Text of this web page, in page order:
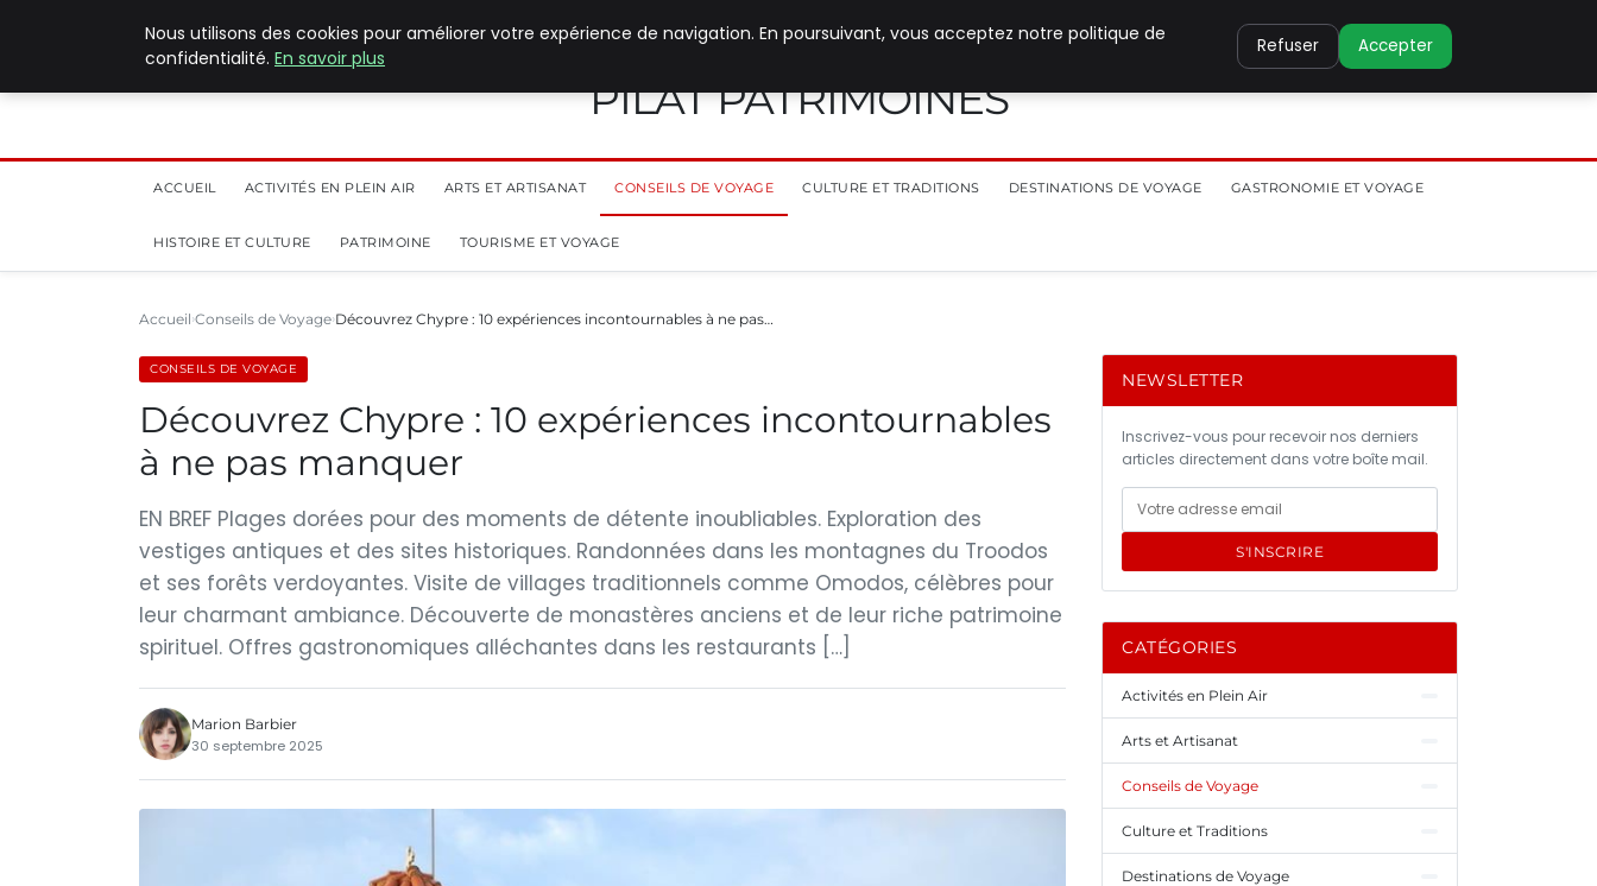
PILAT PATRIMOINES
ACCUEIL ACTIVITÉS EN PLEIN AIR ARTS ET ARTISANAT CONSEILS DE VOYAGE CULTURE ET TRADITIONS DESTINATIONS DE VOYAGE GASTRONOMIE ET VOYAGE
HISTOIRE ET CULTURE PATRIMOINE TOURISME ET VOYAGE
Accueil Conseils de Voyage Découvrez Chypre : 10 expériences incontournables à ne pas…
CONSEILS DE VOYAGE
Découvrez Chypre : 10 expériences incontournables
à ne pas manquer
EN BREF Plages dorées pour des moments de détente inoubliables. Exploration des
vestiges antiques et des sites historiques. Randonnées dans les montagnes du Troodos
et ses forêts verdoyantes. Visite de villages traditionnels comme Omodos, célèbres pour
leur charmant ambiance. Découverte de monastères anciens et de leur riche patrimoine
spirituel. Offres gastronomiques alléchantes dans les restaurants […]
Marion Barbier
30 septembre 2025
NEWSLETTER
Inscrivez-vous pour recevoir nos derniers
articles directement dans votre boîte mail.
S'INSCRIRE
CATÉGORIES
Activités en Plein Air
Arts et Artisanat
Conseils de Voyage
Culture et Traditions
Destinations de Voyage
Nous utilisons des cookies pour améliorer votre expérience de navigation. En poursuivant, vous acceptez notre politique de
confidentialité. En savoir plus
Refuser Accepter